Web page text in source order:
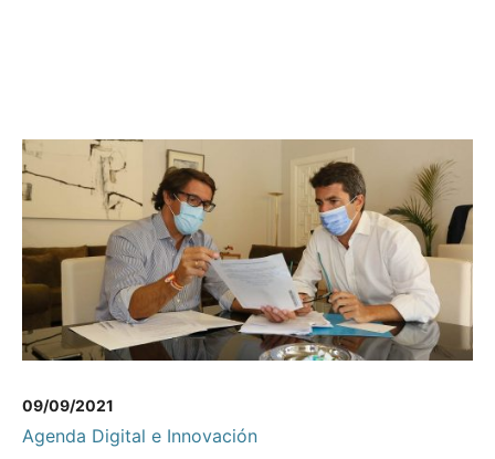
09/09/2021
Agenda Digital e Innovación